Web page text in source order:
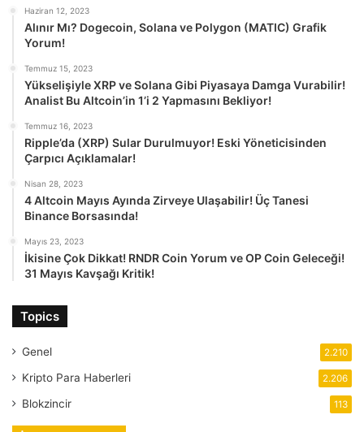
Haziran 12, 2023
Alınır Mı? Dogecoin, Solana ve Polygon (MATIC) Grafik
Yorum!
Temmuz 15, 2023
Yükselişiyle XRP ve Solana Gibi Piyasaya Damga Vurabilir!
Analist Bu Altcoin’in 1’i 2 Yapmasını Bekliyor!
Temmuz 16, 2023
Ripple’da (XRP) Sular Durulmuyor! Eski Yöneticisinden
Çarpıcı Açıklamalar!
Nisan 28, 2023
4 Altcoin Mayıs Ayında Zirveye Ulaşabilir! Üç Tanesi
Binance Borsasında!
Mayıs 23, 2023
İkisine Çok Dikkat! RNDR Coin Yorum ve OP Coin Geleceği!
31 Mayıs Kavşağı Kritik!
Topics
Genel 2.210
Kripto Para Haberleri 2.206
Blokzincir 113